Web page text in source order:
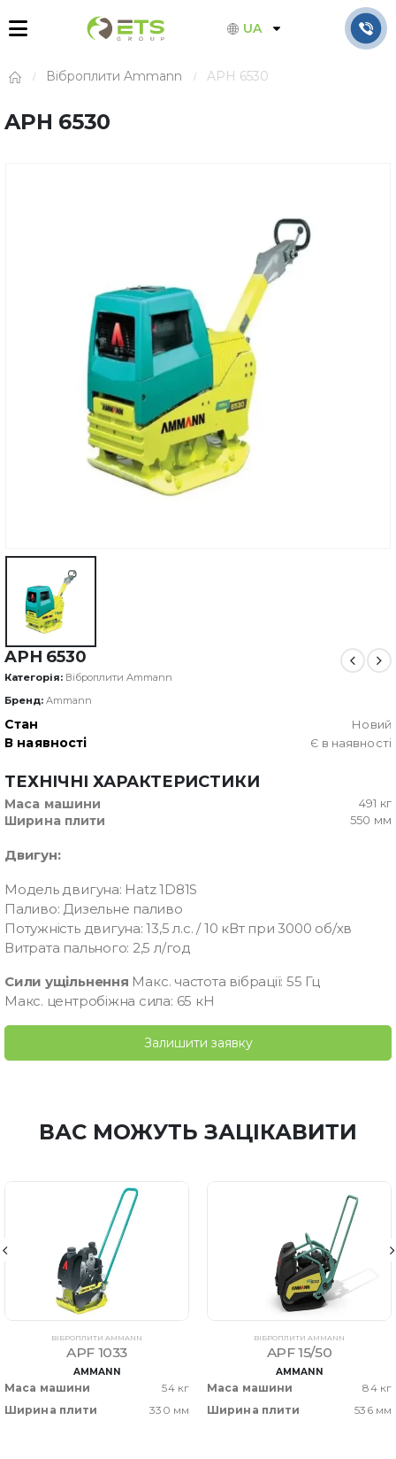
UA
Віброплити Ammann APH 6530
APH 6530
APH 6530
Категорія: Віброплити Ammann
Бренд: Ammann
Стан Новий
В наявності Є в наявності
ТЕХНІЧНІ ХАРАКТЕРИСТИКИ
Маса машини 491 кг
Ширина плити 550 мм
Двигун:
Модель двигуна: Hatz 1D81S
Паливо: Дизельне паливо
Потужність двигуна: 13,5 л.с. / 10 кВт при 3000 об/хв
Витрата пального: 2,5 л/год
Сили ущільнення Макс. частота вібрації: 55 Гц
Макс. центробіжна сила: 65 кН
Залишити заявку
ВАС МОЖУТЬ ЗАЦІКАВИТИ
ВІБРОПЛИТИ AMMANN
APF 1033
AMMANN
Маса машини
54 кг
Ширина плити
330 мм
ВІБРОПЛИТИ AMMANN
APF 15/50
AMMANN
Маса машини
84 кг
Ширина плити
536 мм